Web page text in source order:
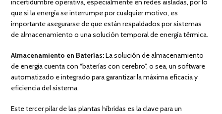
incertidumbre operativa, especialmente en redes aisladas, por lo
que si la energía se interrumpe por cualquier motivo, es
importante asegurarse de que están respaldados por sistemas
de almacenamiento o una solución temporal de energía térmica.
Almacenamiento en Baterías:La solución de almacenamiento
de energía cuenta con “baterías con cerebro”, o sea, un software
automatizado e integrado para garantizar la máxima eficacia y
eficiencia del sistema.
Este tercer pilar de las plantas híbridas es la clave para un